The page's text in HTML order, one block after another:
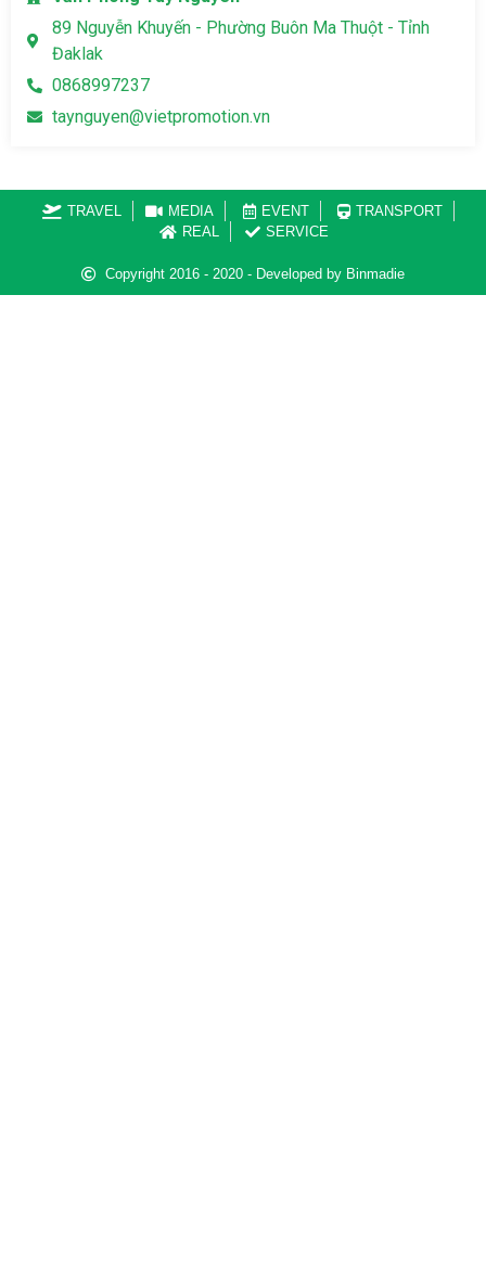
89 Nguyễn Khuyến - Phường Buôn Ma Thuột - Tỉnh
Đaklak
0868997237
taynguyen@vietpromotion.vn
Copyright 2016 - 2020 - Developed by Binmadie
TRAVEL MEDIA EVENT
TRANSPORT
REAL
SERVICE